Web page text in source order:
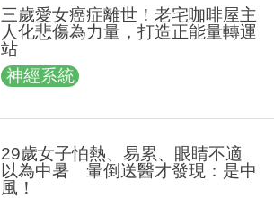
三歲愛女癌症離世！老宅咖啡屋主
人化悲傷為力量，打造正能量轉運
站
神經系統
29歲女子怕熱、易累、眼睛不適
以為中暑 暈倒送醫才發現：是中
風！